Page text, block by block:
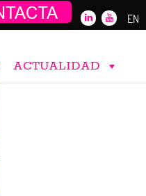
EN
ACTUALIDAD